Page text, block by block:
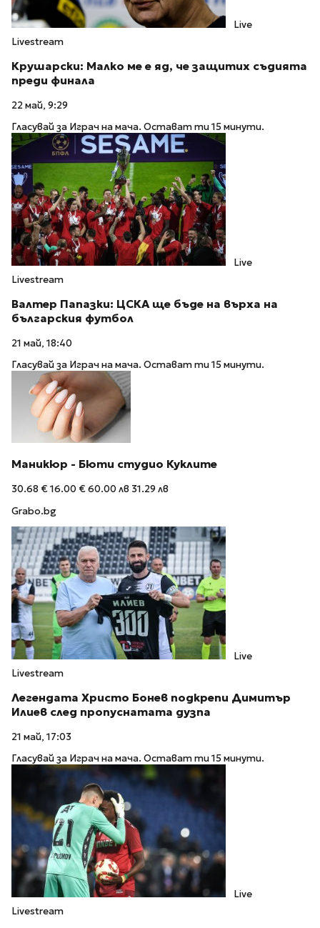
Live
Livestream
Крушарски: Малко ме е яд, че защитих съдията
преди финала
22 май, 9:29
Гласувай за Играч на мача. Остават ти 15 минути.
Live
Livestream
Валтер Папазки: ЦСКА ще бъде на върха на
българския футбол
21 май, 18:40
Гласувай за Играч на мача. Остават ти 15 минути.
Маникюр - Бюти студио Куклите
30.68 €16.00 €60.00 лв 31.29 лв
Grabo.bg
Live
Livestream
Легендата Христо Бонев подкрепи Димитър
Илиев след пропуснатата дузпа
21 май, 17:03
Гласувай за Играч на мача. Остават ти 15 минути.
Live
Livestream